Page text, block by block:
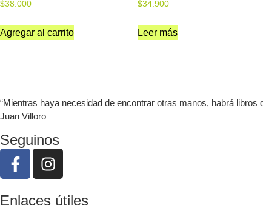
$38.000
Agregar al carrito
$34.900
Leer más
“Mientras haya necesidad de encontrar otras manos, habrá libros
Juan Villoro
Seguinos
Enlaces útiles